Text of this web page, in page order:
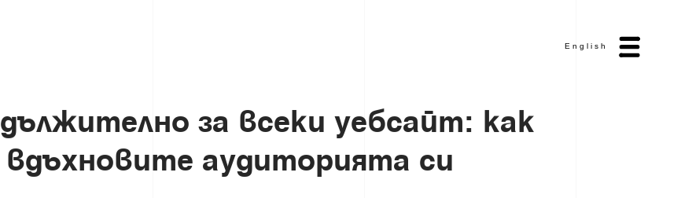
English
дължително за всеки уебсайт: как
вдъхновите аудиторията си